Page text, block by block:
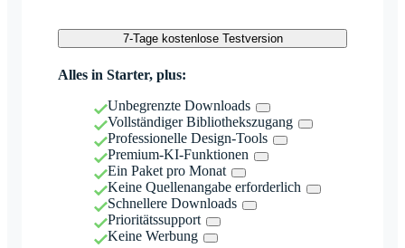
7-Tage kostenlose Testversion
Alles in Starter, plus:
Unbegrenzte Downloads
Vollständiger Bibliothekszugang
Professionelle Design-Tools
Premium-KI-Funktionen
Ein Paket pro Monat
Keine Quellenangabe erforderlich
Schnellere Downloads
Prioritätssupport
Keine Werbung